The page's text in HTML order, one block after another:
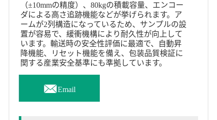
（±10mmの精度）、80kgの積載容量、エンコー
ダによる高さ追跡機能などが挙げられます。ア
ームが2列構造になっているため、サンプルの設
置が容易で、緩衝機構により耐久性が向上して
います。輸送時の安全性評価に最適で、自動昇
降機能、リセット機能を備え、包装品質検証に
関する産業安全基準にも準拠しています。
Email